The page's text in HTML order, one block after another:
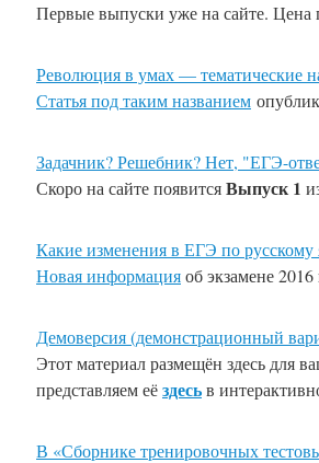
Первые выпуски уже на сайте. Цена
Революция в умах — тематические
Статья под таким названием
Задачник? Решебник? Нет, "ЕГЭ-
Скоро на сайте появитсяВыпуск 1
Какие изменения в ЕГЭ по русскому
Новая информацияоб экзамене 2016
Демоверсия (демонстрационный
Этот материал размещён здесь для
представляем еёздесьв
В «Сборнике тренировочных